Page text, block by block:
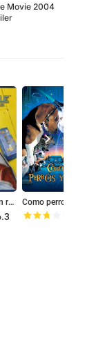
Movie 2004
Stuart Little, un ratón en la familia